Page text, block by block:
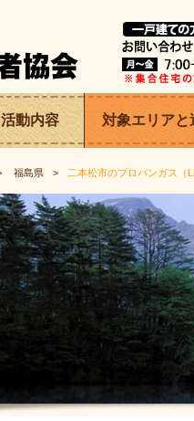
活動内容 対象エリアと
福島県 二本松市のプロパンガス（